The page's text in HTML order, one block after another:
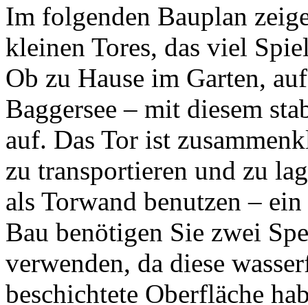
Im folgenden Bauplan
kleinen Tores, das viel
Ob zu Hause im Garten,
Baggersee – mit diesem
auf. Das Tor ist
zu transportieren und zu
als Torwand benutzen –
Bau benötigen Sie zwei
verwenden, da diese
beschichtete Oberfläche